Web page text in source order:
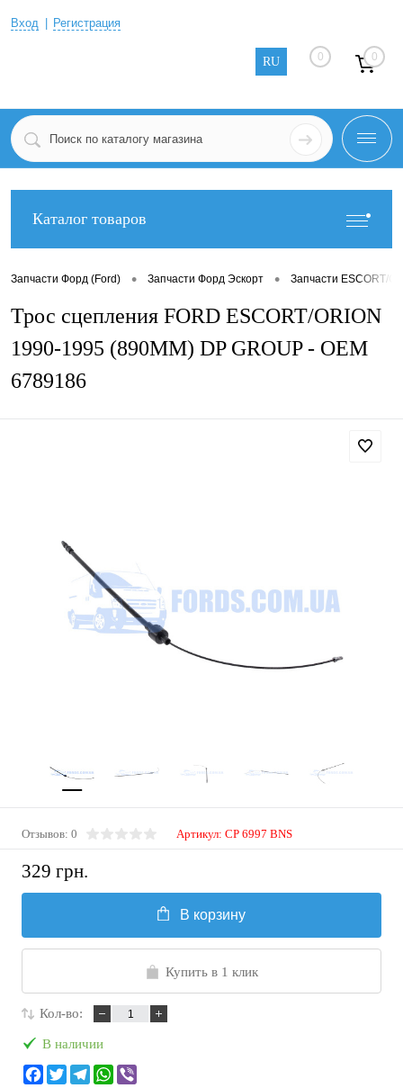
Вход Регистрация
RU 0 0
Каталог товаров
Запчасти Форд (Ford) • Запчасти Форд Эскорт • Запчасти ESCORT/
Трос сцепления FORD ESCORT/ORION
1990-1995 (890MM) DP GROUP - OEM
6789186
Отзывов: 0 Артикул: CP 6997 BNS
329 грн.
В корзину
Купить в 1 клик
Кол-во:
В наличии